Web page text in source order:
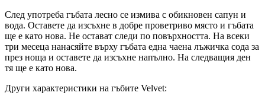
След употреба гъбата лесно се измива с обикновен сапун и
вода. Оставете да изсъхне в добре проветриво място и гъбата
ще е като нова. Не остават следи по повърхността. На всеки
три месеца нанасяйте върху гъбата една чаена лъжичка сода за
през ноща и оставете да изсъхне напълно. На следващия ден
тя ще е като нова.
Други характеристики на гъбите Velvet: